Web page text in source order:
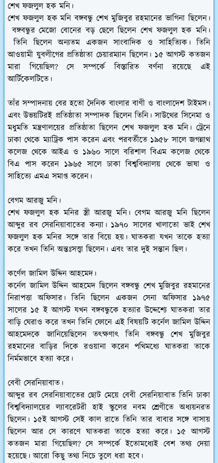
শেখ ফজলুল হক মনি।
শেখ ফজলুল হক মনিবঙ্গবন্ধু শেখ মুজিবুর রহমানের ভাগিনা ছিলেন।
বঙ্গবন্ধুর মেজো বোনের বড় ছেলে ছিলেন শেখ ফজলুল হক মনি।
তিনি ছিলেন অন্যতম একজন সাংবাদিক ও সাহিত্যিক। তিনি
আওয়ামী যুবলীগের প্রতিষ্ঠাতা চেয়ারম্যান ছিলেন। ১৫ আগস্ট কতজন
মারা গিয়েছিল? সে সম্পর্কে বিস্তারিত বর্ণনা রয়েছে এই
আর্টিকেলটিতে।
তাঁর সম্পাদনায় বের হতো দৈনিক বাংলার বাণী ও বাংলাদেশ টাইমস।
এবং উভয়টিরই প্রতিষ্ঠাতা সম্পাদক ছিলেন তিনি। সাউথের সিনেমা ও
মধুমতি মন্ত্রণালয়ের প্রতিষ্ঠাতা ছিলেন শেখ ফজলুল হক মনি। ট্রেনে
ঢাকা থেকে ম্যাট্রিক পাস করেন এবং পরবর্তীতে ১৯৫৮ সালে জগন্নাথ
কলেজ থেকে আইএ ও ১৯৬০ সালে বরিশাল বিএম কলেজ থেকে
বিএ পাস করেন ১৯৬৫ সালে ঢাকা বিশ্ববিদ্যালয় থেকে ভাষা ও
সাহিত্যে এমএ সমাপ্ত করেন।
বেগম আরজু মনি।
শেখ ফজলুল হক মনির স্ত্রী আরজু মনি। বেগম আরজু মনি ছিলেন
আব্দুর রব সেরনিয়াবাতের কন্যা। ১৯৭০ সালের খালাতো ভাই শেখ
ফজলুল হক মনির সঙ্গে তার বিয়ে হয়। ঘাতকরা যখন তাকে হত্যা
করে তখন তিনি অন্তঃসত্ত্বা ছিলেন। এবং তার দুই সন্তান ছিল।
কর্ণেল জামিল উদ্দিন আহমেদ।
কর্নেল জামিল উদ্দিন আহমেদ ছিলেন বঙ্গবন্ধু শেখ মুজিবুর রহমানের
নিরাপত্তা অফিসার। তিনি ছিলেন একজন সেনা অফিসার ১৯৭৫
সালের ১৫ ই আগস্ট যখন বঙ্গবন্ধুকে হত্যার উদ্দেশ্যে ঘাতকরা তার
বাড়ি ঘেরাও করে তখন তিনি ফোনে এই বিষয়টি কর্নেল জামিল উদ্দিন
আহমেদকে জানিয়েছিলেন তৎক্ষণাৎ তিনি বঙ্গবন্ধু শেখ মুজিবুর
রহমানের বাড়ির দিকে রওয়ানা করেন পথিমধ্যে ঘাতকরা তাকে
নির্মমভাবে হত্যা করে।
বেবী সেরনিয়াবাত।
আব্দুর রব সেরনিয়াবাতের ছোট মেয়ে বেবী সেরনিয়াবাত তিনি ঢাকা
বিশ্ববিদ্যালয়ের ল্যাবরেটরী হাই স্কুলের নবম শ্রেণীতে অধ্যয়নরত
ছিলেন। ১৫ই আগস্ট সেই কাল রাতে তিনি তার বাবার সঙ্গে বাসায়
ছিলেন আর সে কারণে ঘাতকরা তাকে হত্যা করে। ১৫ আগস্ট
কতজন মারা গিয়েছিল? সে সম্পর্কে ইতোমধ্যেই বেশ তথ্য দেয়া
হয়েছে। আরো কিছু তথ্য নিচে তুলে ধরা হবে।